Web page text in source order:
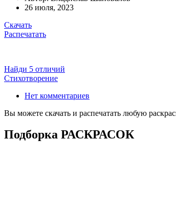
26 июля, 2023
Скачать
Распечатать
Найди 5 отличий
Стихотворение
Нет комментариев
Вы можете скачать и распечатать любую
Подборка РАСКРАСОК